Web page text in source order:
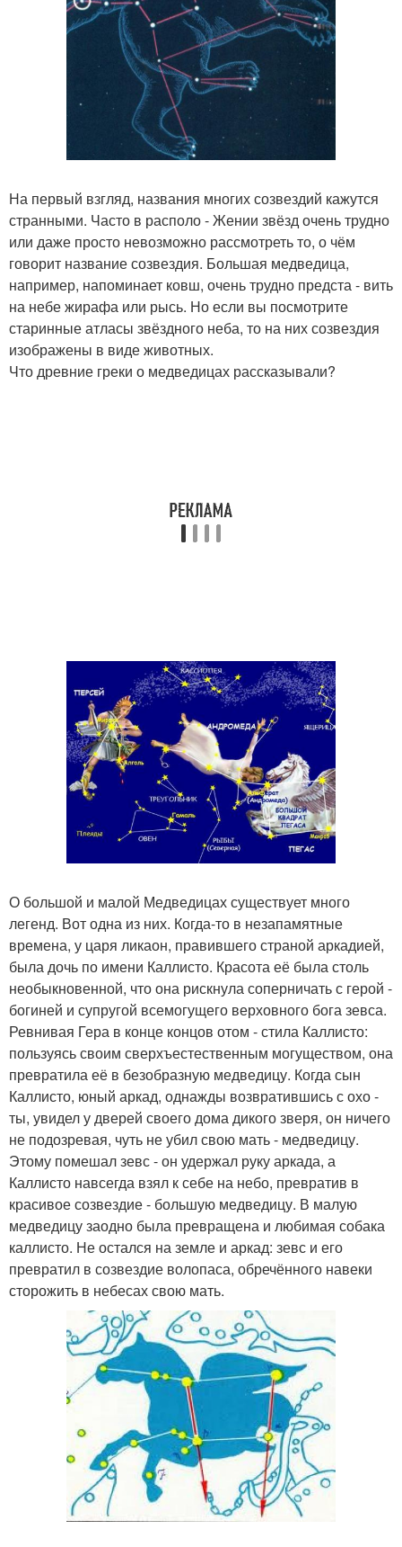
На первый взгляд, названия многих созвездий кажутся
странными. Часто в располо - Жении звёзд очень трудно
или даже просто невозможно рассмотреть то, о чём
говорит название созвездия. Большая медведица,
например, напоминает ковш, очень трудно предста - вить
на небе жирафа или рысь. Но если вы посмотрите
старинные атласы звёздного неба, то на них созвездия
изображены в виде животных.
Что древние греки о медведицах рассказывали?
О большой и малой Медведицах существует много
легенд. Вот одна из них. Когда-то в незапамятные
времена, у царя ликаон, правившего страной аркадией,
была дочь по имени Каллисто. Красота её была столь
необыкновенной, что она рискнула соперничать с герой -
богиней и супругой всемогущего верховного бога зевса.
Ревнивая Гера в конце концов отом - стила Каллисто:
пользуясь своим сверхъестественным могуществом, она
превратила её в безобразную медведицу. Когда сын
Каллисто, юный аркад, однажды возвратившись с охо -
ты, увидел у дверей своего дома дикого зверя, он ничего
не подозревая, чуть не убил свою мать - медведицу.
Этому помешал зевс - он удержал руку аркада, а
Каллисто навсегда взял к себе на небо, превратив в
красивое созвездие - большую медведицу. В малую
медведицу заодно была превращена и любимая собака
каллисто. Не остался на земле и аркад: зевс и его
превратил в созвездие волопаса, обречённого навеки
сторожить в небесах свою мать.